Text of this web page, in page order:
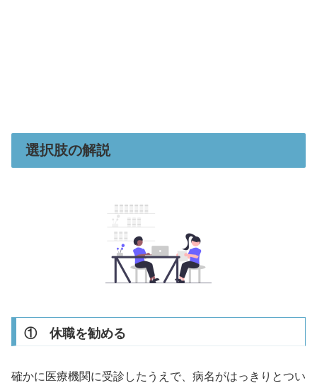
選択肢の解説
① 休職を勧める
確かに医療機関に受診したうえで、病名がはっきりとつい